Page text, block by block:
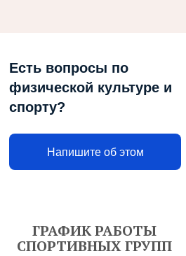
Есть вопросы по
физической культуре и
спорту?
Напишите об этом
ГРАФИК РАБОТЫ
СПОРТИВНЫХ ГРУПП